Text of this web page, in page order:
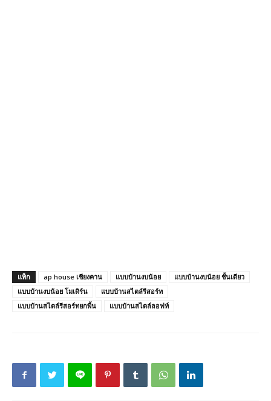
แท็ก ap house เชียงคาน แบบบ้านงบน้อย
แบบบ้านงบน้อย ชั้นเดียว
แบบบ้านงบน้อย โมเดิร์น
แบบบ้านสไตล์รีสอร์ท
แบบบ้านสไตล์รีสอร์ทยกพื้น
แบบบ้านสไตล์ลอฟท์